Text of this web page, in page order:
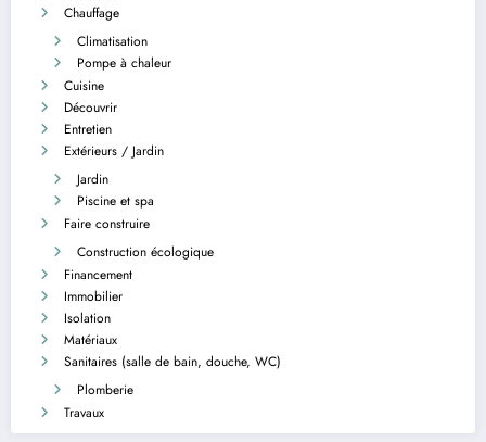
Chauffage
Climatisation
Pompe à chaleur
Cuisine
Découvrir
Entretien
Extérieurs / Jardin
Jardin
Piscine et spa
Faire construire
Construction écologique
Financement
Immobilier
Isolation
Matériaux
Sanitaires (salle de bain, douche, WC)
Plomberie
Travaux